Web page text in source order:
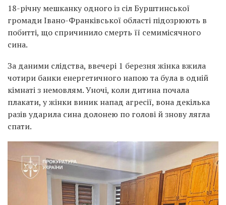
18-річну мешканку одного із сіл Бурштинської
громади Івано-Франківської області підозрюють в
побитті, що спричинило смерть її семимісячного
сина.
За даними слідства, ввечері 1 березня жінка вжила
чотири банки енергетичного напою та була в одній
кімнаті з немовлям. Уночі, коли дитина почала
плакати, у жінки виник напад агресії, вона декілька
разів ударила сина долонею по голові й знову лягла
спати.